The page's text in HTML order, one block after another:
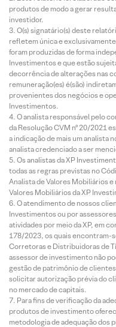
produtos de modo a gerar
investidor.
O(s) signatário(s) deste
refletem única e
foram produzidas de forma
Investimentos e que estão
decorrência de alterações nas
remuneração(es) é(são)
provenientes dos negócios e
Investimentos.
O analista responsável pelo
da Resolução CVM nº 20/2021
a indicação de mais um analista
analista credenciado a ser
Os analistas da XP
todas as regras previstas no
Analista de Valores Mobiliários
Valores Mobiliários da XP
O atendimento de nossos
Investimentos ou por
atividades por meio da XP, em
178/2023, os quais encontram-
Corretoras e Distribuidoras de
assessor de investimento não
gestão de patrimônio de
solicitar autorização prévia do
no mercado de capitais.
Para fins de verificação da
produtos de investimento
metodologia de adequação dos